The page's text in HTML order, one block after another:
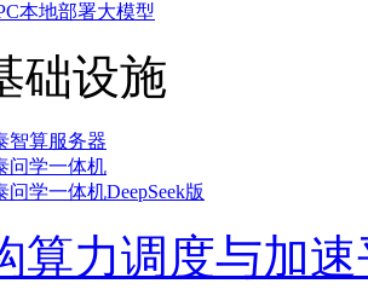
本地部署大模型
础设施
智算服务器
问学一体机
问学一体机DeepSeek版
算力调度与加